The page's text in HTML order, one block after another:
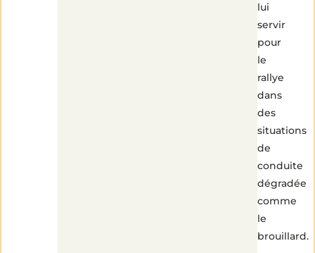
lui
servir
pour
le
rallye
dans
des
situations
de
conduite
dégradée
comme
le
brouillard.